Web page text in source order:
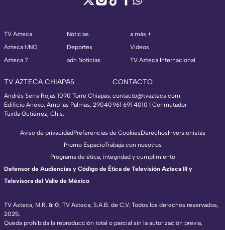
TV Azteca
Azteca UNO
Azteca 7
Noticias
Deportes
adn Noticias
a más +
Videos
TV Azteca Internacional
TV AZTECA CHIAPAS
Andrés Serra Rojas 1090 Torre Chiapas,
Edificio Anexo, Amp las Palmas, 29040
Tuxtla Gutiérrez, Chis.
CONTACTO
contacto@tvazteca.com
961 691 4010 | Conmutador
TV Azteca, M.R. & ©, TV Azteca, S.A.B. de C.V. Todos los derechos reservados,
2025.
Queda prohibida la reproducción total o parcial sin la autorización previa,
Aviso de privacidadPreferencias de CookiesDerechosInversionistas
Promo EspacioTrabaja con nosotros
Programa de ética, integridad y cumplimiento
Defensor de Audiencias y Código de Ética de Televisión Azteca III y
Televisora del Valle de México